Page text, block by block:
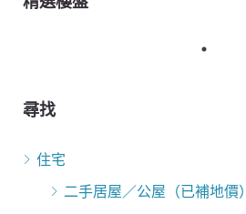
尋找
住宅
二手居屋／公屋（已補地價）